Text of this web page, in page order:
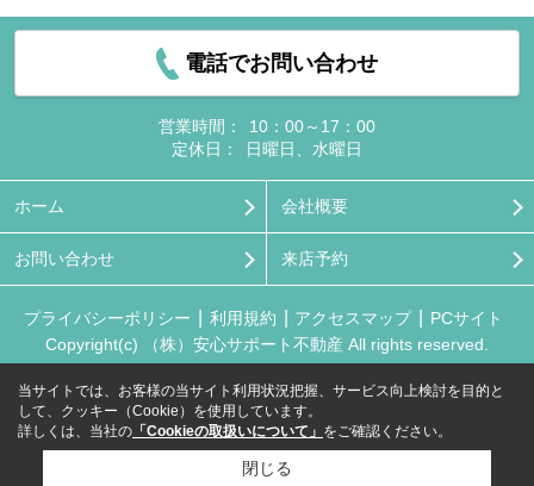
電話でお問い合わせ
営業時間：
10：00～17：00
定休日：
日曜日、水曜日
ホーム 会社概要
お問い合わせ 来店予約
プライバシーポリシー 利用規約 アクセスマップ
PCサイト
Copyright(c) （株）安心サポート不動産 All rights reserved.
当サイトでは、お客様の当サイト利用状況把握、サービス向上検討を目的と
して、クッキー（Cookie）を使用しています。
詳しくは、当社の 「Cookieの取扱いについて」 をご確認ください。
閉じる